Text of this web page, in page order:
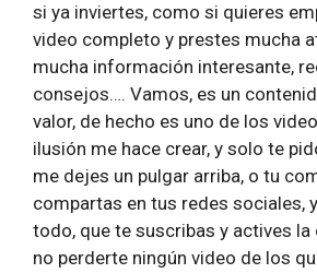
si ya inviertes, como si quieres
video completo y prestes mucha
mucha información interesante,
consejos…. Vamos, es un
valor, de hecho es uno de los
ilusión me hace crear, y solo te
me dejes un pulgar arriba, o tu
compartas en tus redes sociales,
todo, que te suscribas y actives la
no perderte ningún video de los